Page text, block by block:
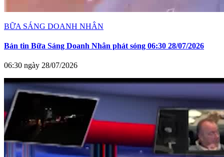
BỮA SÁNG DOANH NHÂN
Bản tin Bữa Sáng Doanh Nhân phát sóng 06:30 28/07/2026
06:30 ngày 28/07/2026